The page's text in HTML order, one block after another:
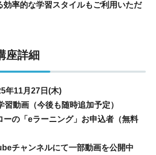
効率的な学習スタイルもご利用いただ
座詳細
年11月27日(木)
習動画（今後も随時追加予定）
ーの「eラーニング」お申込者（無料
チャンネルにて一部動画を公開中